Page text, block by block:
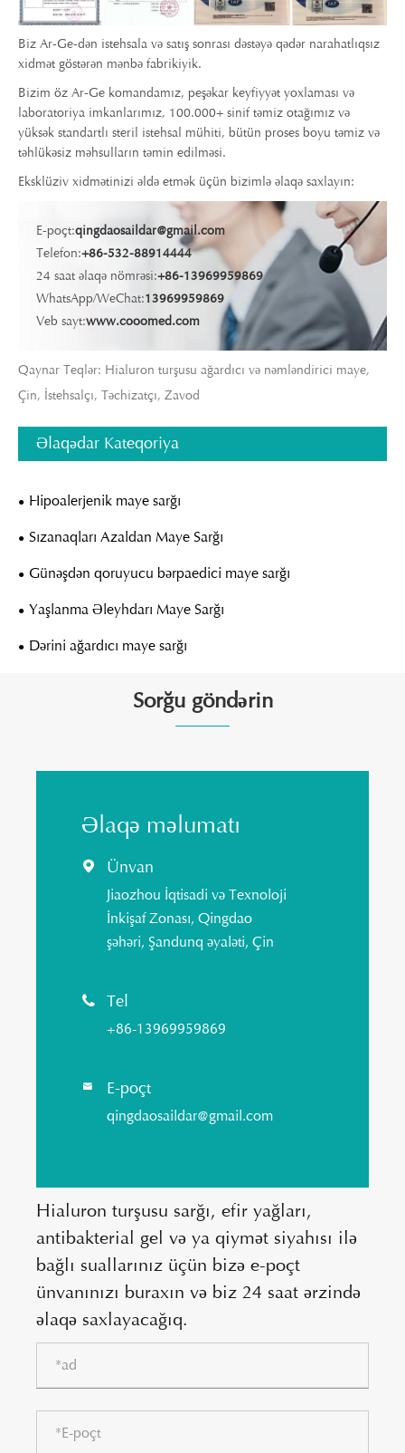
Biz Ar-Ge-dən istehsala və satış sonrası dəstəyə qədər narahatlıqsız
xidmət göstərən mənbə fabrikiyik.
Bizim öz Ar-Ge komandamız, peşəkar keyfiyyət yoxlaması və
laboratoriya imkanlarımız, 100.000+ sinif təmiz otağımız və
yüksək standartlı steril istehsal mühiti, bütün proses boyu təmiz və
təhlükəsiz məhsulların təmin edilməsi.
Eksklüziv xidmətinizi əldə etmək üçün bizimlə əlaqə saxlayın:
E-poçt:qingdaosaildar@gmail.com
Telefon:+86-532-88914444
24 saat əlaqə nömrəsi:+86-13969959869
WhatsApp/WeChat:13969959869
Veb sayt:www.cooomed.com
Qaynar Teqlər: Hialuron turşusu ağardıcı və nəmləndirici maye,
Çin, İstehsalçı, Təchizatçı, Zavod
Əlaqədar Kateqoriya
Hipoalerjenik maye sarğı
Sızanaqları Azaldan Maye Sarğı
Günəşdən qoruyucu bərpaedici maye sarğı
Yaşlanma Əleyhdarı Maye Sarğı
Dərini ağardıcı maye sarğı
Sorğu göndərin
Əlaqə məlumatı
 Ünvan
Jiaozhou İqtisadi və Texnoloji
İnkişaf Zonası, Qingdao
şəhəri, Şandunq əyaləti, Çin
 Tel
+86-13969959869
 E-poçt
qingdaosaildar@gmail.com
Hialuron turşusu sarğı, efir yağları,
antibakterial gel və ya qiymət siyahısı ilə
bağlı suallarınız üçün bizə e-poçt
ünvanınızı buraxın və biz 24 saat ərzində
əlaqə saxlayacağıq.